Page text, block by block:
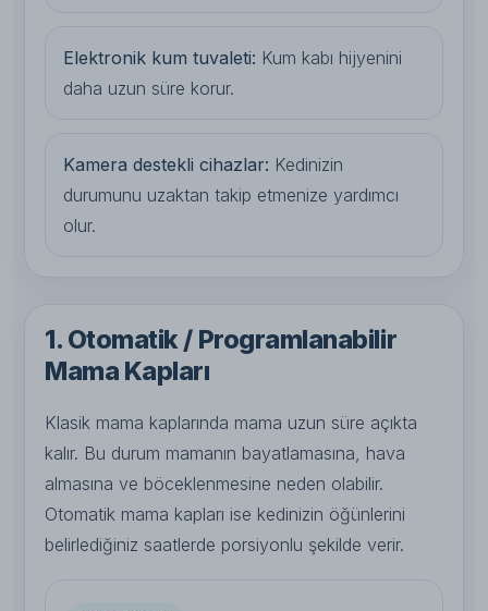
Elektronik kum tuvaleti: Kum kabı hijyenini
daha uzun süre korur.
Kamera destekli cihazlar: Kedinizin
durumunu uzaktan takip etmenize yardımcı
olur.
1. Otomatik / Programlanabilir
Mama Kapları
Klasik mama kaplarında mama uzun süre açıkta
kalır. Bu durum mamanın bayatlamasına, hava
almasına ve böceklenmesine neden olabilir.
Otomatik mama kapları ise kedinizin öğünlerini
belirlediğiniz saatlerde porsiyonlu şekilde verir.